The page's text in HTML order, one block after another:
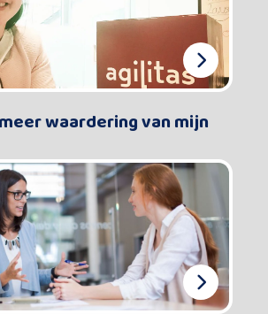
waardering van mijn